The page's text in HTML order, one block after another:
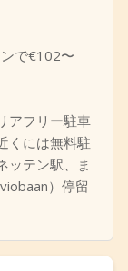
で€102〜
アフリー駐車
くには無料駐
ッテン駅、ま
）停留